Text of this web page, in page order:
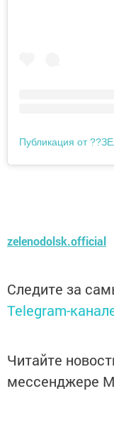
Публикация от
zelenodolsk.official
Следите за
Telegram-
Читайте
мессенджере